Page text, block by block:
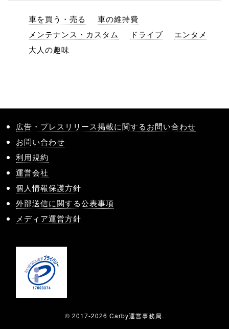
車を買う・売る
車の維持費
メンテナンス・カスタム
ドライブ
エンタメ
大人の趣味
広告・プレスリリース掲載に関するお問い合わせ
お問い合わせ
利用規約
運営会社
個人情報保護方針
外部送信に関する公表事項
メディア運営方針
© 2017-2026 Carby運営事務局.